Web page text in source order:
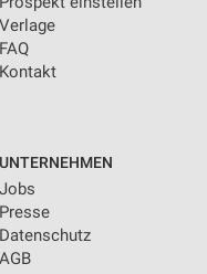
Verlage
FAQ
Kontakt
UNTERNEHMEN
Jobs
Presse
Datenschutz
AGB